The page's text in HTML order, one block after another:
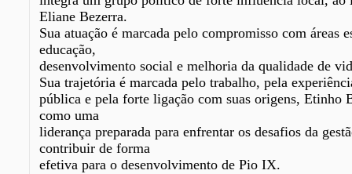
Eliane Bezerra.
Sua atuação é marcada pelo compromisso com áreas
educação,
desenvolvimento social e melhoria da qualidade de
Sua trajetória é marcada pelo trabalho, pela
pública e pela forte ligação com suas origens, Etinho
como uma
liderança preparada para enfrentar os desafios da
contribuir de forma
efetiva para o desenvolvimento de Pio IX.